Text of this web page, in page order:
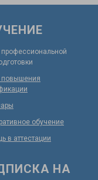
профессиональной
повышения
обучение
в аттестации
НА